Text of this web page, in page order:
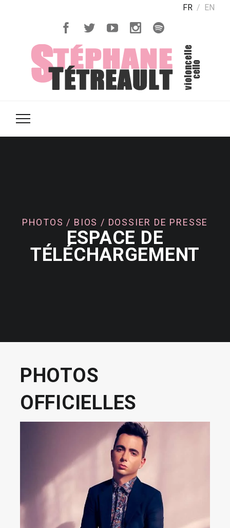
FR EN
PHOTOS / BIOS / DOSSIER DE PRESSE
ESPACE DE
TÉLÉCHARGEMENT
PHOTOS
OFFICIELLES